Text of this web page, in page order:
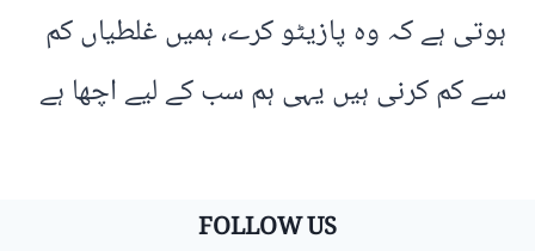
ہوتی ہے کہ وہ پازیٹو کرے، ہمیں غلطیاں کم
سے کم کرنی ہیں یہی ہم سب کے لیے اچھا ہے
FOLLOW US